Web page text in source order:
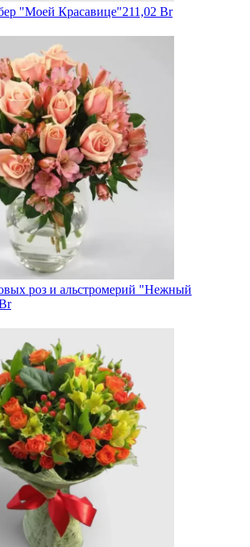
"Моей Красавице"211,02 Br
роз и альстромерий "Нежный